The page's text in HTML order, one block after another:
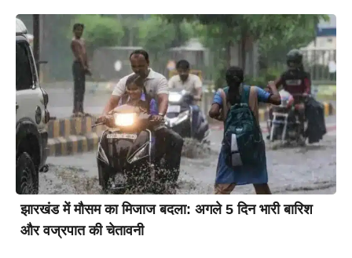
झारखंड में मौसम का मिजाज बदला: अगले 5 दिन भारी बारिश
और वज्रपात की चेतावनी